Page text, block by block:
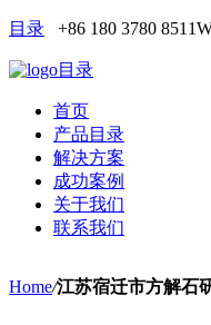
目录 +86 180 3780 8511
目录
首页
产品目录
解决方案
成功案例
关于我们
联系我们
Home/江苏宿迁市方解石